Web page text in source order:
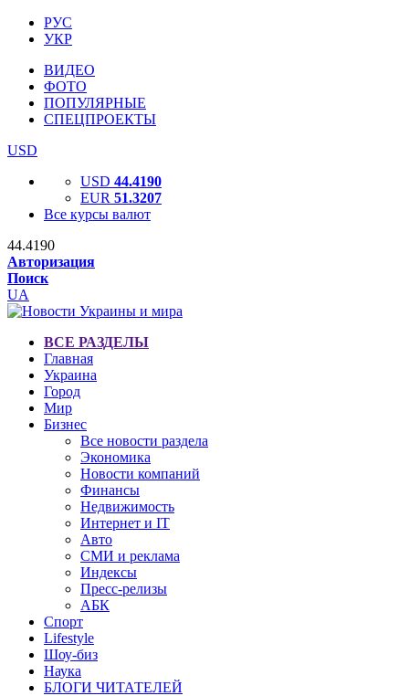
РУС
УКР
ВИДЕО
ФОТО
ПОПУЛЯРНЫЕ
СПЕЦПРОЕКТЫ
USD
USD 44.4190
EUR 51.3207
Все курсы валют
44.4190
Авторизация
Поиск
UA
ВСЕ РАЗДЕЛЫ
Главная
Украина
Город
Мир
Бизнес
Все новости раздела
Экономика
Новости компаний
Финансы
Недвижимость
Интернет и IT
Авто
СМИ и реклама
Индексы
Пресс-релизы
АБК
Спорт
Lifestyle
Шоу-биз
Наука
БЛОГИ ЧИТАТЕЛЕЙ